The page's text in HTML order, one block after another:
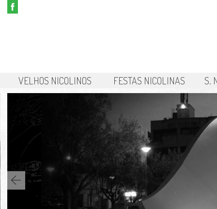
VELHOS NICOLINOS FESTAS NICOLINAS S.